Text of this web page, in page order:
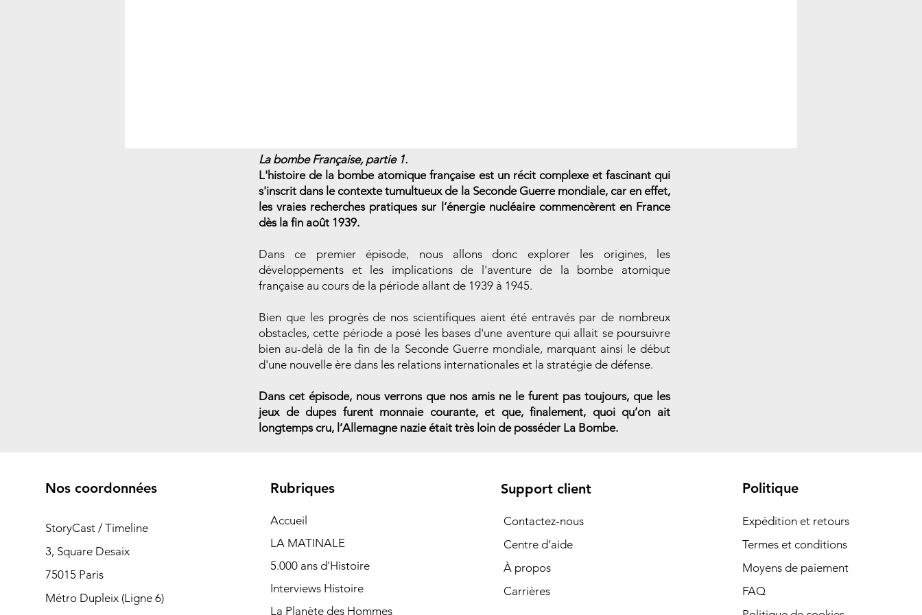
La bombe Française, partie 1.
L'histoire de la bombe atomique française est un récit complexe et fascinant qui
s'inscrit dans le contexte tumultueux de la Seconde Guerre mondiale, car en effet,
les vraies recherches pratiques sur l’énergie nucléaire commencèrent en France
dès la fin août 1939.
Dans ce premier épisode, nous allons donc explorer les origines, les
développements et les implications de l'aventure de la bombe atomique
française au cours de la période allant de 1939 à 1945.
Bien que les progrès de nos scientifiques aient été entravés par de nombreux
obstacles, cette période a posé les bases d'une aventure qui allait se poursuivre
bien au-delà de la fin de la Seconde Guerre mondiale, marquant ainsi le début
d'une nouvelle ère dans les relations internationales et la stratégie de défense.
Dans cet épisode, nous verrons que nos amis ne le furent pas toujours, que les
jeux de dupes furent monnaie courante, et que, finalement, quoi qu’on ait
longtemps cru, l’Allemagne nazie était très loin de posséder La Bombe.
Nos coordonnées
StoryCast / Timeline
3, Square Desaix
75015 Paris
Métro Dupleix (Ligne 6)
Rubriques
Accueil
LA MATINALE
5.000 ans d'Histoire
Interviews Histoire
La Planète des Hommes
Support client
Contactez-nous
Centre d’aide
À propos
Carrières
Politique
Expédition et retours
Termes et conditions
Moyens de paiement
FAQ